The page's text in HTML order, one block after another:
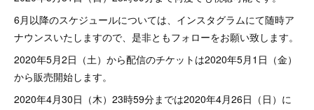
6月以降のスケジュールについては、インスタグラムにて随時ア
ナウンスいたしますので、是非ともフォローをお願い致します。
2020年5月2日（土）から配信のチケットは2020年5月1日（金）
から販売開始します。
2020年4月30日（木）23時59分までは2020年4月26日（日）に